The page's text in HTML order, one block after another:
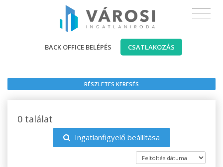
BACK OFFICE BELÉPÉS CSATLAKOZÁS
RÉSZLETES KERESÉS
0 találat
Ingatlanfigyelő beállítása